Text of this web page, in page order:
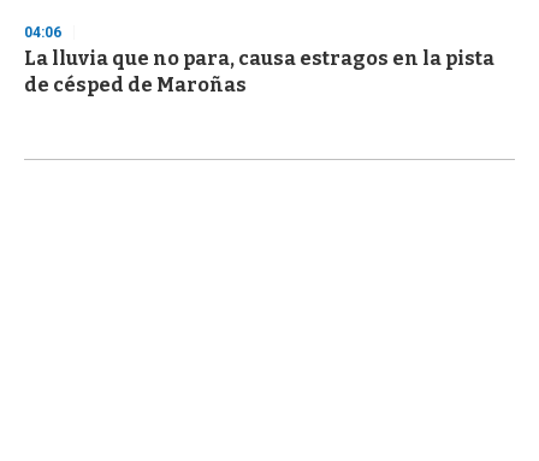
04:06
La lluvia que no para, causa estragos en la pista
de césped de Maroñas